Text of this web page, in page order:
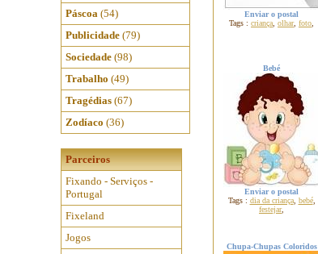
Páscoa (54)
Publicidade (79)
Sociedade (98)
Trabalho (49)
Tragédias (67)
Zodíaco (36)
Parceiros
Fixando - Serviços -
Portugal
Fixeland
Jogos
Enviar o postal
Tags : criança olhar, foto
Bebé
Enviar o postal
Tags : dia da criança, bebé,
festejar,
Chupa-Chupas Coloridos